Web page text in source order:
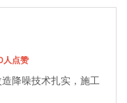
人点赞
降噪技术扎实，施工